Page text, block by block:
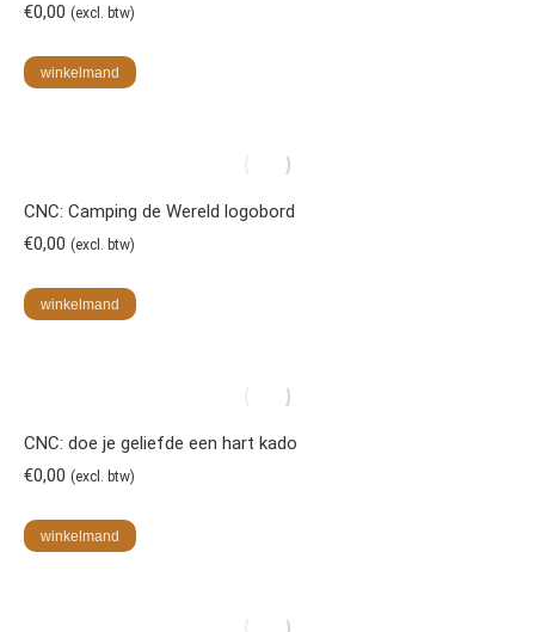
€0,00 (excl. btw)
winkelmand
CNC: Camping de Wereld logobord
€0,00 (excl. btw)
winkelmand
CNC: doe je geliefde een hart kado
€0,00 (excl. btw)
winkelmand